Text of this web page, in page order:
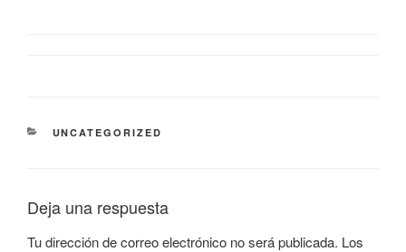
CATEGORÍAS
UNCATEGORIZED
Deja una respuesta
Tu dirección de correo electrónico no será publicada. Los